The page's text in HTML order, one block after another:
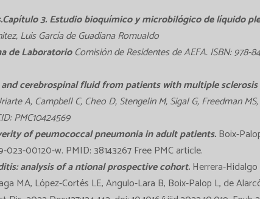
3. Estudio bioquímico y microbilógico de líquido
Luis García de Guadiana Romualdo
de LaboratorioComisión de Residentes de AEFA. ISBN: 978-
cerebrospinal fluid from patients with multiple sclerosis
A, Campbell C, Cheo D, Stengelin M, Sigal G, Freedman
PMC10424569
of peumococcal pneumonia in adult patients.Boix-
023-00120-w. PMID: 38143267 Free PMC article.
analysis of a ntional prospective cohort.Herrera-
MA, López-Cortés LE, Angulo-Lara B, Boix-Palop L, de